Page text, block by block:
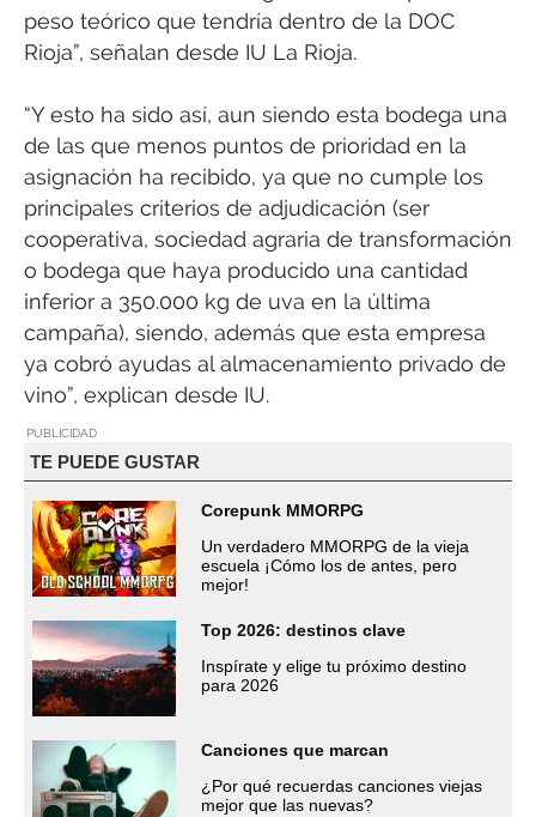
peso teórico que tendría dentro de la DOC
Rioja”, señalan desde IU La Rioja.
“Y esto ha sido así, aun siendo esta bodega una
de las que menos puntos de prioridad en la
asignación ha recibido, ya que no cumple los
principales criterios de adjudicación (ser
cooperativa, sociedad agraria de transformación
o bodega que haya producido una cantidad
inferior a 350.000 kg de uva en la última
campaña), siendo, además que esta empresa
ya cobró ayudas al almacenamiento privado de
vino”, explican desde IU.
PUBLICIDAD
TE PUEDE GUSTAR
Corepunk MMORPG
Un verdadero MMORPG de la vieja
escuela ¡Cómo los de antes, pero
mejor!
Top 2026: destinos clave
Inspírate y elige tu próximo destino
para 2026
Canciones que marcan
¿Por qué recuerdas canciones viejas
mejor que las nuevas?